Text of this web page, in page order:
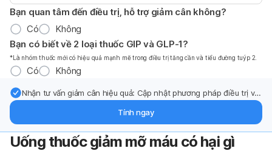
Bạn quan tâm đến điều trị, hỗ trợ giảm cân không?
Có
Không
Bạn có biết về 2 loại thuốc GIP và GLP-1?
*Là nhóm thuốc mới có hiệu quả mạnh mẽ trong điều trị tăng cần và tiểu đường tuýp 2.
Có Không
Nhận tư vấn giảm cân hiệu quả: Cập nhật phương pháp điều trị và
Tính ngay
Uống thuốc giảm mỡ máu có hại gì